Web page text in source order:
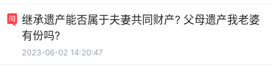
继承遗产能否属于夫妻共同财产? 父母遗产我老婆
有份吗?
2023-06-02 14:20:47